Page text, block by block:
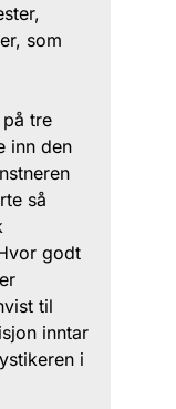
som
tre
inn den
så
godt
til
inntar
i